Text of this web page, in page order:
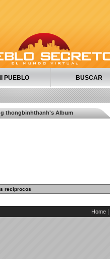
PUEBLO BUSCAR
thongbinhthanh's Album
recíprocos
Home